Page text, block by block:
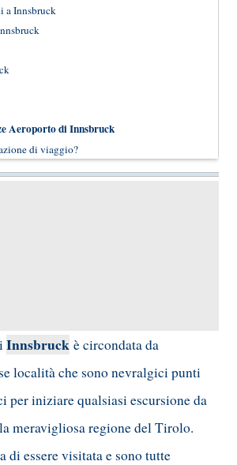
a Innsbruck
Aeroporto di Innsbruck
di viaggio?
Innsbruck è circondata da
località che sono nevralgici punti
per iniziare qualsiasi escursione da
meravigliosa regione del Tirolo.
di essere visitata e sono tutte